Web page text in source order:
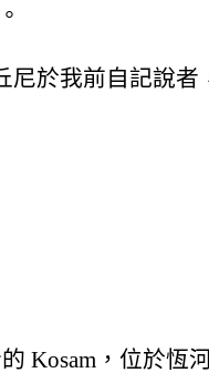
於我前自記說者
，位於恆河